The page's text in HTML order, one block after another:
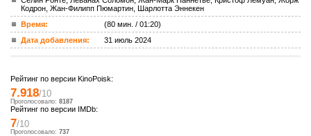
Кодрон, Жан-Филипп Пюмартин, Шарлотта Эннекен
Время:
(80 мин. / 01:20)
Дата добавления:
31 июль 2024
Рейтинг по версии KinoPoisk:
7.918/10
Проголосовало: 8187
Рейтинг по версии IMDb:
7/10
Проголосовало: 737